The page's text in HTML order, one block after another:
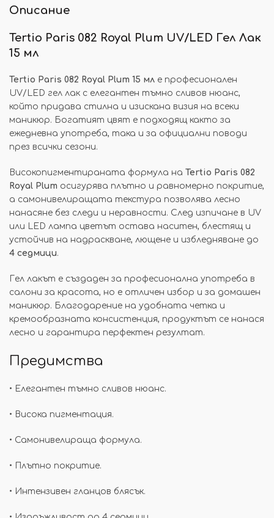
Описание
Tertio Paris 082 Royal Plum UV/LED Гел Лак
15 мл
Tertio Paris 082 Royal Plum 15 мл е професионален
UV/LED гел лак с елегантен тъмно сливов нюанс,
който придава стилна и изискана визия на всеки
маникюр. Богатият цвят е подходящ както за
ежедневна употреба, така и за официални поводи
през всички сезони.
Високопигментираната формула на Tertio Paris 082
Royal Plum осигурява плътно и равномерно покритие,
а самонивелиращата текстура позволява лесно
нанасяне без следи и неравности. След изпичане в UV
или LED лампа цветът остава наситен, блестящ и
устойчив на надраскване, лющене и избледняване до
4 седмици.
Гел лакът е създаден за професионална употреба в
салони за красота, но е отличен избор и за домашен
маникюр. Благодарение на удобната четка и
кремообразната консистенция, продуктът се нанася
лесно и гарантира перфектен резултат.
Предимства
• Елегантен тъмно сливов нюанс.
• Висока пигментация.
• Самонивелираща формула.
• Плътно покритие.
• Интензивен гланцов блясък.